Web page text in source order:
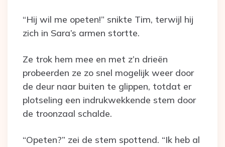
“Hij wil me opeten!” snikte Tim, terwijl hij
zich in Sara’s armen stortte.
Ze trok hem mee en met z’n drieën
probeerden ze zo snel mogelijk weer door
de deur naar buiten te glippen, totdat er
plotseling een indrukwekkende stem door
de troonzaal schalde.
“Opeten?” zei de stem spottend. “Ik heb al